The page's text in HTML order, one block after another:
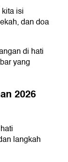
isi
dan doa
di hati
yang
2026
langkah